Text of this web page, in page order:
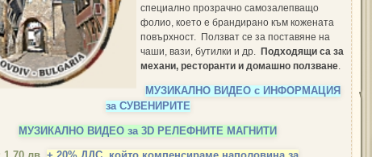
специално прозрачно самозалепващо
фолио, което е брандирано към кожената
повърхност. Ползват се за поставяне на
чаши, вази, бутилки и др. Подходящи са за
механи, ресторанти и домашно ползване.
МУЗИКАЛНО ВИДЕО с ИНФОРМАЦИЯ
за СУВЕНИРИТЕ
МУЗИКАЛНО ВИДЕО за 3D РЕЛЕФНИТЕ МАГНИТИ